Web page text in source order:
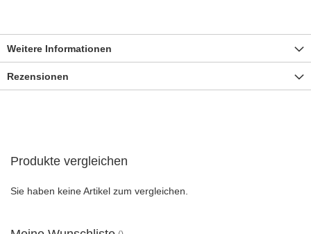
Weitere Informationen
Rezensionen
Produkte vergleichen
Sie haben keine Artikel zum vergleichen.